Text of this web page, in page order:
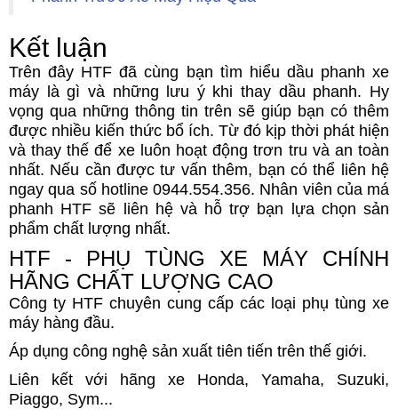
Kết luận
Trên đây HTF đã cùng bạn tìm hiểu dầu phanh xe
máy là gì và những lưu ý khi thay dầu phanh. Hy
vọng qua những thông tin trên sẽ giúp bạn có thêm
được nhiều kiến thức bổ ích. Từ đó kịp thời phát hiện
và thay thế để xe luôn hoạt động trơn tru và an toàn
nhất. Nếu cần được tư vấn thêm, bạn có thể liên hệ
ngay qua số hotline 0944.554.356. Nhân viên của má
phanh HTF sẽ liên hệ và hỗ trợ bạn lựa chọn sản
phẩm chất lượng nhất.
HTF - PHỤ TÙNG XE MÁY CHÍNH
HÃNG CHẤT LƯỢNG CAO
Công ty HTF chuyên cung cấp các loại phụ tùng xe
máy hàng đầu.
Áp dụng công nghệ sản xuất tiên tiến trên thế giới.
Liên kết với hãng xe Honda, Yamaha, Suzuki,
Piaggo, Sym...